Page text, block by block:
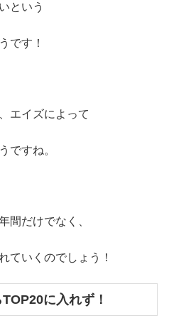
という
です！
エイズによって
ですね。
間だけでなく、
ていくのでしょう！
に入れず！